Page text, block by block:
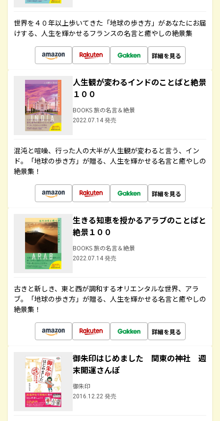
世界を４０年以上歩いてきた「地球の歩き方」があなたにお届
けする、人生を輝かせるフランスの名言と癒やしの絶景集
詳細を見る
人生観が変わるインドのことばと絶景
１００
BOOKS 旅の名言＆絶景
2022.07.14 発売
混沌と喧噪、行った人の大半が人生観が変わると言う、イン
ド。「地球の歩き方」が贈る、人生を輝かせる名言と癒やしの
絶景集！
詳細を見る
生きる知恵を授かるアラブのことばと
絶景１００
BOOKS 旅の名言＆絶景
2022.07.14 発売
古きと新しき、東と西が調和するオリエンタルな世界、アラ
ブ。「地球の歩き方」が贈る、人生を輝かせる名言と癒やしの
絶景集！
詳細を見る
御朱印はじめました 関東の神社 週
末開運さんぽ
御朱印
2016.12.22 発売